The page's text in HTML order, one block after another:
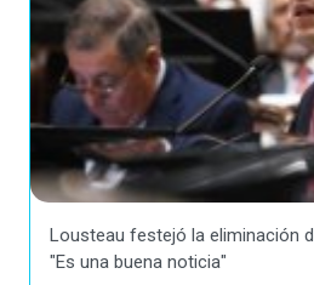
Lousteau festejó la eliminación
"Es una buena noticia"